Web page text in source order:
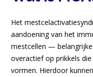
Het
aandoening van het
mestcellen —
overactief op prikkels
vormen. Hierdoor